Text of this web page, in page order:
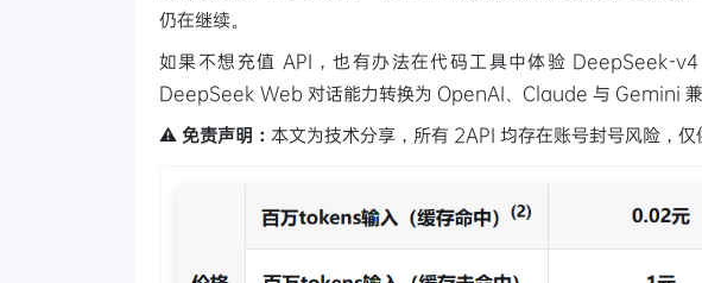
仍在继续。
如果不想充值 API，也有办法在代码工具中体验 DeepSeek-
DeepSeek Web 对话能力转换为 OpenAI、Claude 与 Gemini 兼
⚠️ 免责声明： 本文为技术分享，所有 2API 均存在账号封号风险，仅